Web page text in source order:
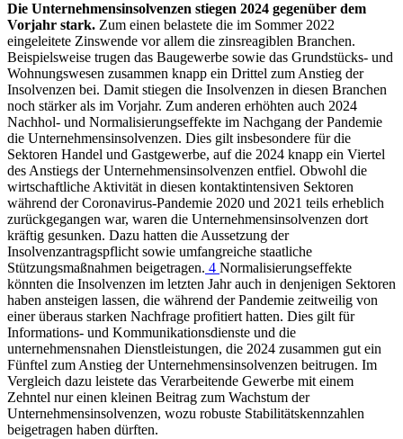
Die Unternehmensinsolvenzen stiegen 2024 gegenüber dem
Vorjahr stark. Zum einen belastete die im Sommer 2022
eingeleitete Zinswende vor allem die zinsreagiblen Branchen.
Beispielsweise trugen das Baugewerbe sowie das Grundstücks- und
Wohnungswesen zusammen knapp ein Drittel zum Anstieg der
Insolvenzen bei. Damit stiegen die Insolvenzen in diesen Branchen
noch stärker als im Vorjahr. Zum anderen erhöhten auch 2024
Nachhol- und Normalisierungseffekte im Nachgang der Pandemie
die Unternehmensinsolvenzen. Dies gilt insbesondere für die
Sektoren Handel und Gastgewerbe, auf die 2024 knapp ein Viertel
des Anstiegs der Unternehmensinsolvenzen entfiel. Obwohl die
wirtschaftliche Aktivität in diesen kontaktintensiven Sektoren
während der Coronavirus-Pandemie 2020 und 2021 teils erheblich
zurückgegangen war, waren die Unternehmensinsolvenzen dort
kräftig gesunken. Dazu hatten die Aussetzung der
Insolvenzantragspflicht sowie umfangreiche staatliche
Stützungsmaßnahmen beigetragen. 4 Normalisierungseffekte
könnten die Insolvenzen im letzten Jahr auch in denjenigen Sektoren
haben ansteigen lassen, die während der Pandemie zeitweilig von
einer überaus starken Nachfrage profitiert hatten. Dies gilt für
Informations- und Kommunikationsdienste und die
unternehmensnahen Dienstleistungen, die 2024 zusammen gut ein
Fünftel zum Anstieg der Unternehmensinsolvenzen beitrugen. Im
Vergleich dazu leistete das Verarbeitende Gewerbe mit einem
Zehntel nur einen kleinen Beitrag zum Wachstum der
Unternehmensinsolvenzen, wozu robuste Stabilitätskennzahlen
beigetragen haben dürften.